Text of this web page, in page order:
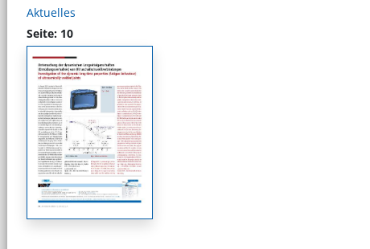
Aktuelles
Seite: 10